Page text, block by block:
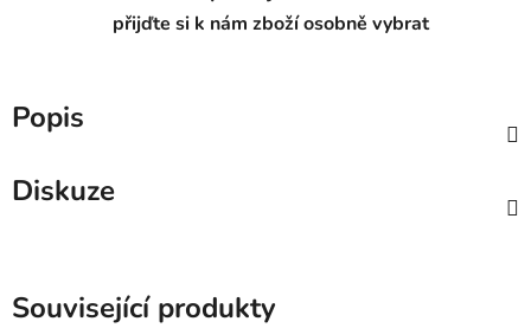
přijďte si k nám zboží osobně vybrat
Popis
Diskuze
Související produkty